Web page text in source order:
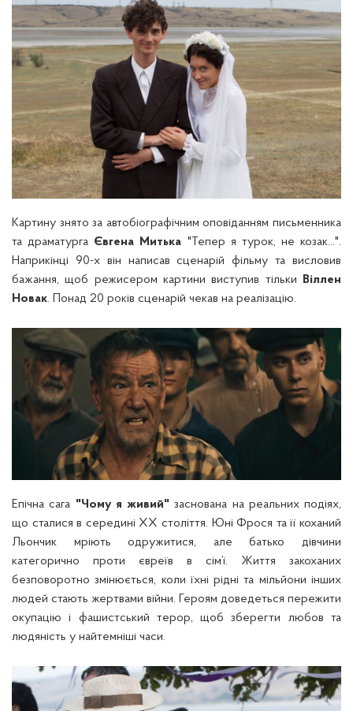
Картину знято за автобіографічним оповіданням письменника
та драматурга Євгена Митька "Тепер я турок, не козак...".
Наприкінці 90-х він написав сценарій фільму та висловив
бажання, щоб режисером картини виступив тільки
Віллен
Новак. Понад 20 років сценарій чекав на реалізацію.
Епічна сага "Чому я живий" заснована на реальних подіях,
що сталися в середині XX століття. Юні Фрося та її коханий
Льончик мріють одружитися, але батько дівчини
категорично проти євреїв в сім’ї. Життя закоханих
безповоротно змінюється, коли їхні рідні та мільйони інших
людей стають жертвами війни. Героям доведеться пережити
окупацію і фашистський терор, щоб зберегти любов та
людяність у найтемніші часи.